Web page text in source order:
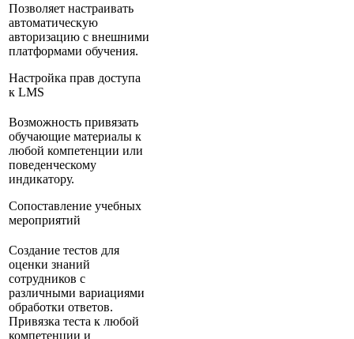
Позволяет настраивать
автоматическую
авторизацию с внешними
платформами обучения.
Настройка прав доступа
к LMS
Возможность привязать
обучающие материалы к
любой компетенции или
поведенческому
индикатору.
Сопоставление учебных
мероприятий
Создание тестов для
оценки знаний
сотрудников с
различными вариациями
обработки ответов.
Привязка теста к любой
компетенции и